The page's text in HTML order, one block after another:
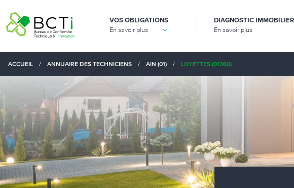
VOS OBLIGATIONS
En savoir plus
DIAGNOSTIC IMMOBILIER
En savoir plus
ACCUEIL / ANNUAIRE DES TECHNICIENS / AIN (01) / LOYETTES (01360)